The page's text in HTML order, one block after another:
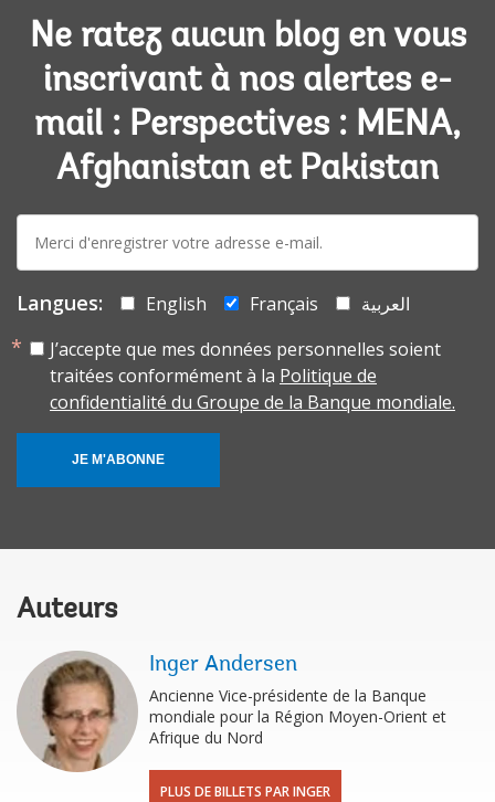
Ne ratez aucun blog en vous
inscrivant à nos alertes e-
mail : Perspectives : MENA,
Afghanistan et Pakistan
mail:
Langues: English Français
العربية
J’accepte que mes données personnelles soient
traitées conformément à la Politique de
confidentialité du Groupe de la Banque mondiale.
JE M'ABONNE
Auteurs
Inger Andersen
Ancienne Vice-présidente de la Banque
mondiale pour la Région Moyen-Orient et
Afrique du Nord
PLUS DE BILLETS PAR INGER